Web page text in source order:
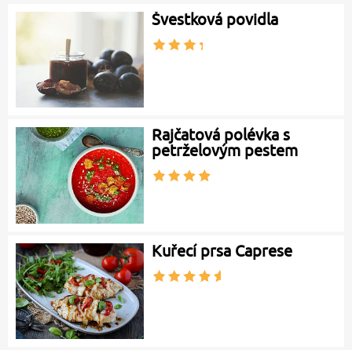
Švestková povidla
Rajčatová polévka s
petrželovým pestem
Kuřecí prsa Caprese